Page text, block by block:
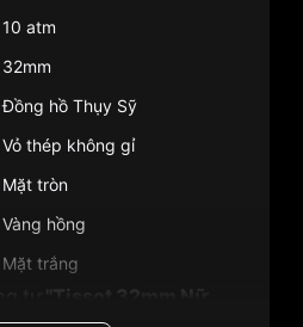
10 atm
32mm
Đồng hồ Thụy Sỹ
Vỏ thép không gỉ
Mặt tròn
Vàng hồng
Mặt trắng
tự
"Tissot 32mm Nữ